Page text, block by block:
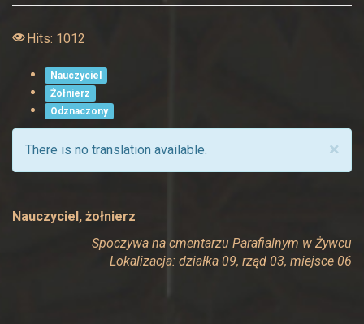
Hits: 1012
Nauczyciel
Żołnierz
Odznaczony
×
There is no translation available.
Nauczyciel, żołnierz
Spoczywa na cmentarzu Parafialnym w Żywcu
Lokalizacja: działka 09, rząd 03, miejsce 06